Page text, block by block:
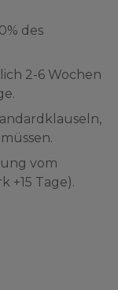
des
2-6 Wochen
vom
+15 Tage).